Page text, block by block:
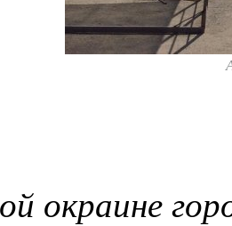
окраине